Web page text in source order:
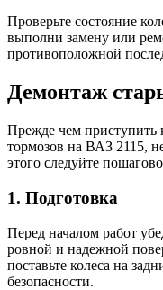
Проверьте состояние
выполни замену или
противоположной
Демонтаж
Прежде чем приступить
тормозов на ВАЗ 2115,
этого следуйте
1. Подготовка
Перед началом работ
ровной и надежной
поставьте колеса на
безопасности.